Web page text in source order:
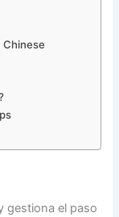
Chinese
gestiona el paso